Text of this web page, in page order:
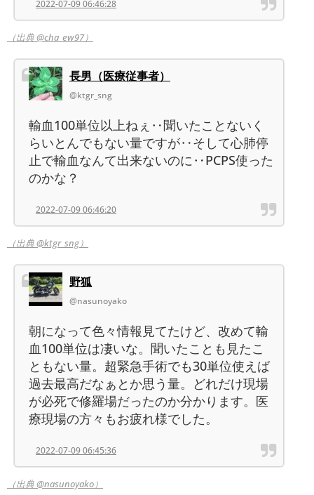
2022-07-09 06:46:28
（出典 @cha_ew97）
長男（医療従事者）
@ktgr_sng
輸血100単位以上ねぇ‥聞いたことないく
らいとんでもない量ですが‥そして心肺停
止で輸血なんて出来ないのに‥PCPS使った
のかな？
2022-07-09 06:46:20
（出典 @ktgr_sng）
野狐
@nasunoyako
朝になって色々情報見てたけど、改めて輸
血100単位は凄いな。聞いたことも見たこ
ともない量。超緊急手術でも30単位使えば
過去最高だなぁとか思う量。どれだけ現場
が必死で修羅場だったのか分かります。医
療現場の方々もお疲れ様でした。
2022-07-09 06:45:36
（出典 @nasunoyako）